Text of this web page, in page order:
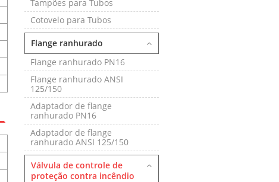
Tampões para Tubos
Cotovelo para Tubos
Flange ranhurado
Flange ranhurado PN16
Flange ranhurado ANSI
125/150
Adaptador de flange
ranhurado PN16
Adaptador de flange
ranhurado ANSI 125/150
Válvula de controle de
proteção contra incêndio